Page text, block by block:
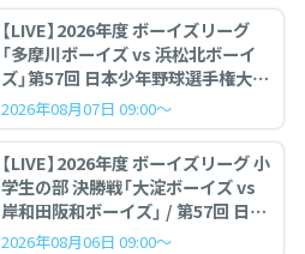
【LIVE】2026年度 ボーイズリーグ
「多摩川ボーイズ vs 浜松北ボーイ
ズ」第57回 日本少年野球選手権大会
中学生の部 決勝戦
2026年08月07日 09:00～
【LIVE】2026年度 ボーイズリーグ 小
学生の部 決勝戦「大淀ボーイズ vs
岸和田阪和ボーイズ」 / 第57回 日本
少年野球選手権大会
2026年08月06日 09:00～